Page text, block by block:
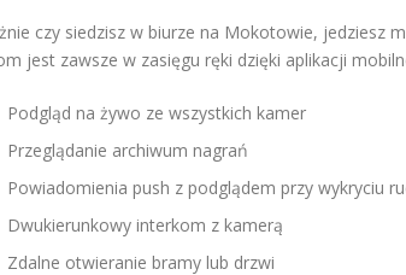
czy siedzisz w biurze na Mokotowie, jedziesz
jest zawsze w zasięgu ręki dzięki aplikacji
Podgląd na żywo ze wszystkich kamer
Przeglądanie archiwum nagrań
Powiadomienia push z podglądem przy wykryciu
Dwukierunkowy interkom z kamerą
Zdalne otwieranie bramy lub drzwi